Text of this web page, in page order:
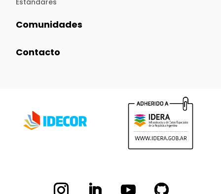
Comunidades
Contacto